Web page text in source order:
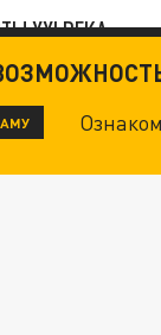
XXI ВЕКА
ВСЕ?
СПАСЛИСЬ ОТ